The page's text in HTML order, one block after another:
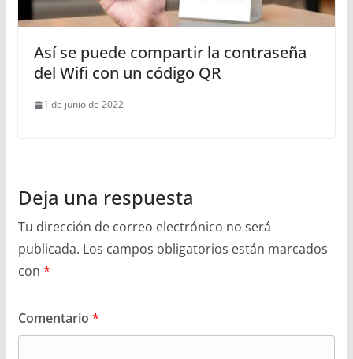
Así se puede compartir la contraseña
del Wifi con un código QR
1 de junio de 2022
Deja una respuesta
Tu dirección de correo electrónico no será
publicada. Los campos obligatorios están marcados
con *
Comentario *